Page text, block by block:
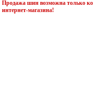
Продажа шин возможна только
интернет-магазина!